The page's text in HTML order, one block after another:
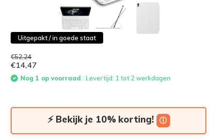
Uitgepakt / in goede staat
€52,24
€14,47
Nog 1 op voorraad: Levertijd: 1 tot 2 werkdagen
⚡ Bekijk je 10% korting! ⓘ